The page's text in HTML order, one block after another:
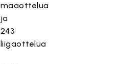
maaottelua
ja
243
liigaottelua